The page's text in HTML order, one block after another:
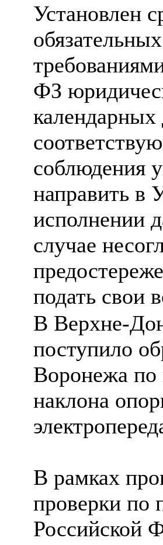
Установлен
ФЗ
соблюдения
направить в
исполнении
случае
подать свои
В Верхне-
поступило
Воронежа по
наклона
В рамках
проверки по
Российской